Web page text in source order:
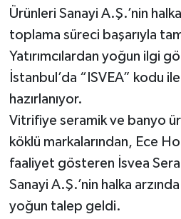
Ürünleri Sanayi A.Ş.’nin
toplama süreci başarıyla
Yatırımcılardan yoğun ilgi
İstanbul’da “ISVEA” kodu
hazırlanıyor.
Vitrifiye seramik ve banyo
köklü markalarından, Ece
faaliyet gösteren İsvea
Sanayi A.Ş.’nin halka
yoğun talep geldi.
Sungurlu
Uğurludağ
Sağlık